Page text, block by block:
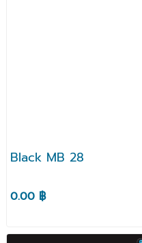
Black MB 28
0.00 ฿